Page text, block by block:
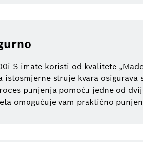
S imate koristi od kvalitete
istosmjerne struje kvara
punjenja pomoću jedne od
omogućuje vam praktično